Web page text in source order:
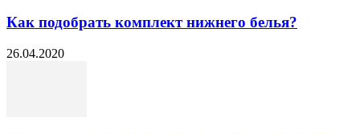
Как подобрать комплект нижнего белья?
26.04.2020